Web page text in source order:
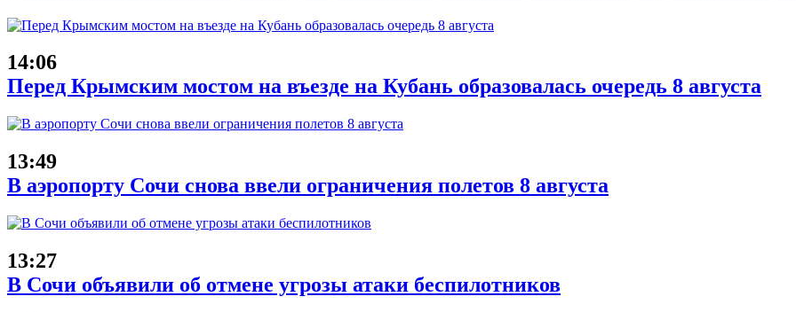
14:06
Перед Крымским мостом на въезде на Кубань образовалась очередь 8 августа
13:49
В аэропорту Сочи снова ввели ограничения полетов 8 августа
13:27
В Сочи объявили об отмене угрозы атаки беспилотников